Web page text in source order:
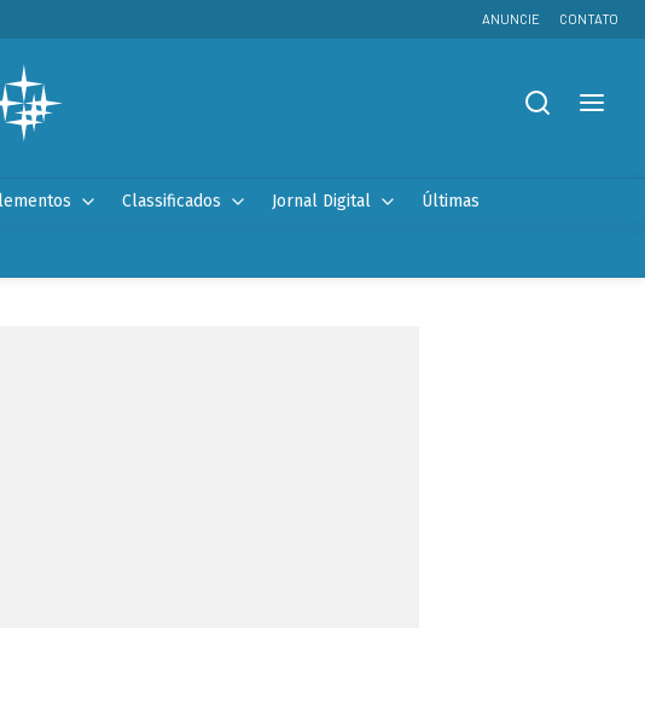
ANUNCIE CONTATO
Classificados Jornal Digital Últimas